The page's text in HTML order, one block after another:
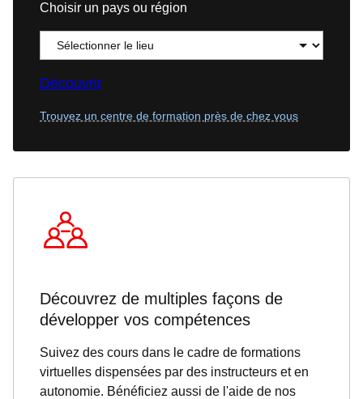
Choisir un pays ou région
Découvrir
Trouvez un centre de formation près de chez vous
Découvrez de multiples façons de
développer vos compétences
Suivez des cours dans le cadre de formations
virtuelles dispensées par des instructeurs et en
autonomie. Bénéficiez aussi de l'aide de nos